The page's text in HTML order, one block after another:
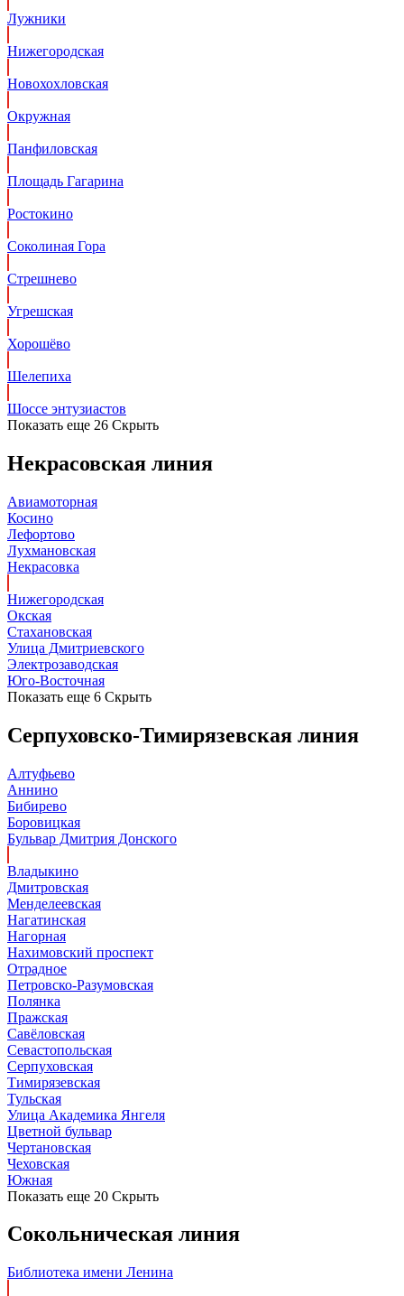
Лужники
Нижегородская
Новохохловская
Окружная
Панфиловская
Площадь Гагарина
Ростокино
Соколиная Гора
Стрешнево
Угрешская
Хорошёво
Шелепиха
Шоссе энтузиастов
Показать еще 26 Скрыть
Некрасовская линия
Авиамоторная
Косино
Лефортово
Лухмановская
Некрасовка
Нижегородская
Окская
Стахановская
Улица Дмитриевского
Электрозаводская
Юго-Восточная
Показать еще 6 Скрыть
Серпуховско-Тимирязевская линия
Алтуфьево
Аннино
Бибирево
Боровицкая
Бульвар Дмитрия Донского
Владыкино
Дмитровская
Менделеевская
Нагатинская
Нагорная
Нахимовский проспект
Отрадное
Петровско-Разумовская
Полянка
Пражская
Савёловская
Севастопольская
Серпуховская
Тимирязевская
Тульская
Улица Академика Янгеля
Цветной бульвар
Чертановская
Чеховская
Южная
Показать еще 20 Скрыть
Сокольническая линия
Библиотека имени Ленина